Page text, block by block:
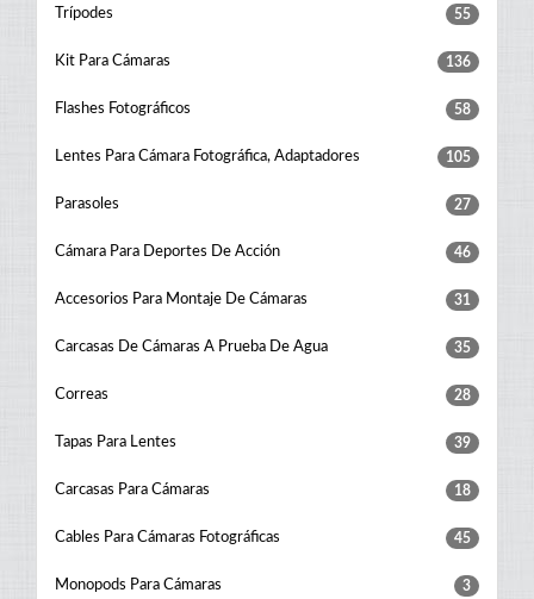
Trípodes 55
Kit Para Cámaras 136
Flashes Fotográficos 58
Lentes Para Cámara Fotográfica, Adaptadores 105
Parasoles 27
Cámara Para Deportes De Acción 46
Accesorios Para Montaje De Cámaras 31
Carcasas De Cámaras A Prueba De Agua 35
Correas 28
Tapas Para Lentes 39
Carcasas Para Cámaras 18
Cables Para Cámaras Fotográficas 45
Monopods Para Cámaras 3